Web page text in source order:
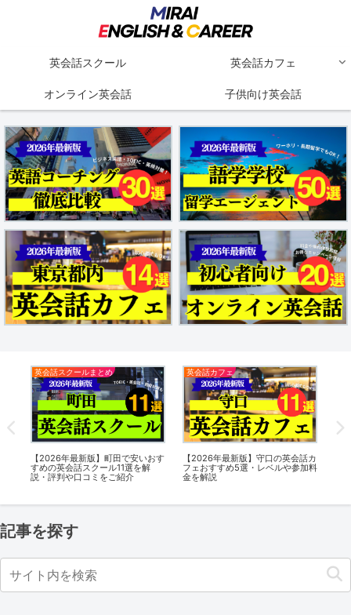
英会話スクール 英会話カフェ
オンライン英会話 子供向け英会話
の英会話カ
ルや参加料
英会話カフェ
【2026年最新版】高輪ゲートウェ
イの英会話カフェおすすめ5選・レ
ベルや参加料金を解説
英会話カフェ
【2026年最新版】国立の英会話カ
フェおすすめ5選・レベルや参加
記事を探す